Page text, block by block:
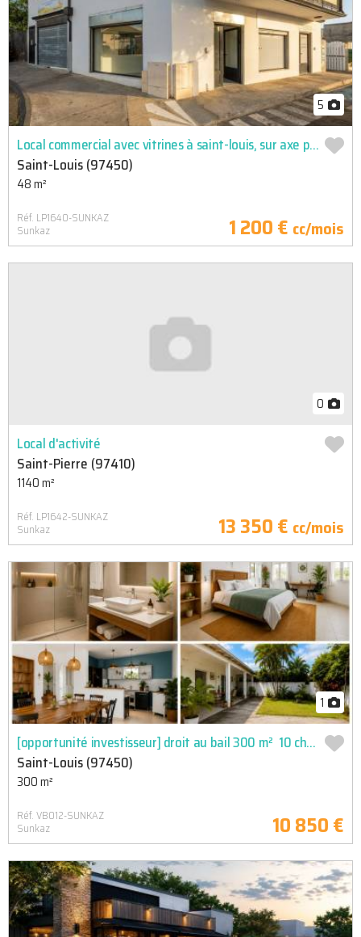
5
Local commercial avec vitrines à saint-louis, sur axe passant
Saint-Louis (97450)
48 m²
Réf. LP1640-SUNKAZ
Sunkaz 1 200 € cc/mois
0
Local d'activité
Saint-Pierre (97410)
1140 m²
Réf. LP1642-SUNKAZ
Sunkaz 13 350 € cc/mois
1
[opportunité investisseur] droit au bail 300 m²  10 chambre
Saint-Louis (97450)
300 m²
Réf. VB012-SUNKAZ
Sunkaz 10 850 €